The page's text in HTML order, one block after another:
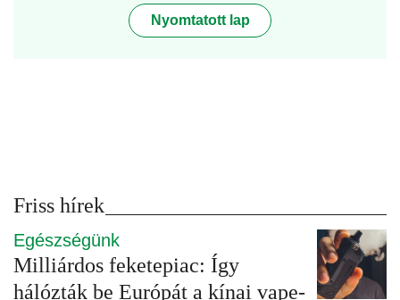
Nyomtatott lap
Friss hírek
Egészségünk
Milliárdos feketepiac: Így
hálózták be Európát a kínai vape-